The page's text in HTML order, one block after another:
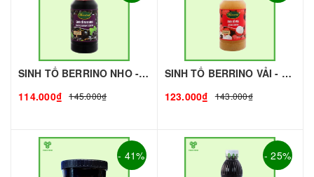
SINH TỐ BERRINO NHO - 1L - BERRINO | Mứt - Sinh Tố làm Trà Sữa - TOBEE FOOD
114.000₫
145.000₫
SINH TỐ BERRINO VẢI - 1L - BERRINO | Mứt - Sinh Tố làm Trà Sữa - TOBEE FOOD
123.000₫
143.000₫
- 41% - 25%